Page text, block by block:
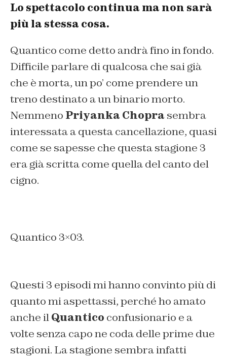
Lo spettacolo continua ma non sarà
più la stessa cosa.
Quantico come detto andrà fino in fondo.
Difficile parlare di qualcosa che sai già
che è morta, un po’ come prendere un
treno destinato a un binario morto.
Nemmeno Priyanka Chopra sembra
interessata a questa cancellazione, quasi
come se sapesse che questa stagione 3
era già scritta come quella del canto del
cigno.
Quantico 3×03.
Questi 3 episodi mi hanno convinto più di
quanto mi aspettassi, perché ho amato
anche ilQuantico confusionario e a
volte senza capo ne coda delle prime due
stagioni. La stagione sembra infatti